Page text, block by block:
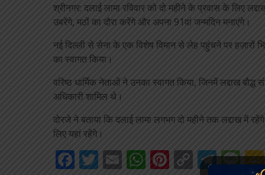
श्रीनगर: दलाई लामा रविवार को दो महीने के प्रवास के लिए
उबरेंगे, मठों का दौरा करेंगे और अपना 91वां जन्मदिन मनाएंगे।
नई दिल्ली से सेना के एक विशेष विमान से लेह पहुंचने पर हज़ारों
का स्वागत किया।
वरिष्ठ धार्मिक नेताओं ने उनका स्वागत किया, जिनमें लद्दाख
अधिकारी शामिल थे।
दोरजे ने बताया कि दलाई लामा लगभग दो महीने तक लद्दाख में
लिए यहां रहेंगे।
Facebook
Twitter
EmailWhatsApp
Pinterest
Copy